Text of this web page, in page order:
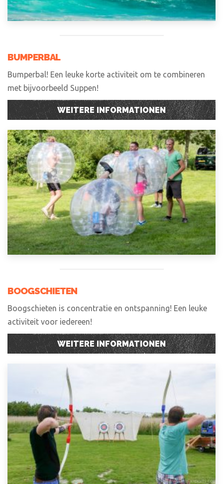
BUMPERBAL
Bumperbal! Een leuke korte activiteit om te combineren
met bijvoorbeeld Suppen!
WEITERE INFORMATIONEN
BOOGSCHIETEN
Boogschieten is concentratie en ontspanning! Een leuke
activiteit voor iedereen!
WEITERE INFORMATIONEN